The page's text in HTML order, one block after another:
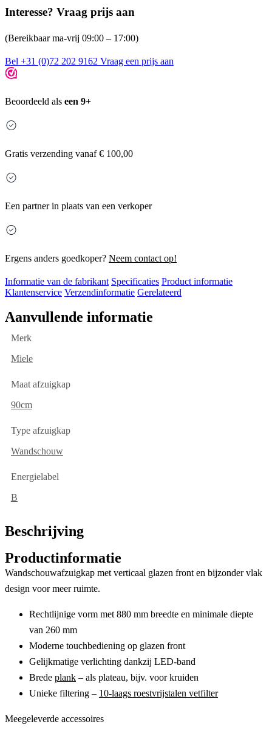
Interesse? Vraag prijs aan
(Bereikbaar ma-vrij 09:00 – 17:00)
Bel +31 (0)72 202 9162 Vraag een prijs aan
Beoordeeld als een 9+
Gratis verzending vanaf € 100,00
Een partner in plaats van een verkoper
Ergens anders goedkoper? Neem contact op!
Informatie van de fabrikant Specificaties Product informatie
Klantenservice Verzendinformatie Gerelateerd
Aanvullende informatie
Merk
Miele
Maat afzuigkap
90cm
Type afzuigkap
Wandschouw
Energielabel
B
Beschrijving
Productinformatie
Wandschouwafzuigkap met verticaal glazen front en bijzonder vlak
design voor meer ruimte.
Rechtlijnige vorm met 880 mm breedte en minimale diepte
van 260 mm
Moderne touchbediening op glazen front
Gelijkmatige verlichting dankzij LED-band
Brede plank – als plateau, bijv. voor kruiden
Unieke filtering – 10-laags roestvrijstalen vetfilter
Meegeleverde accessoires